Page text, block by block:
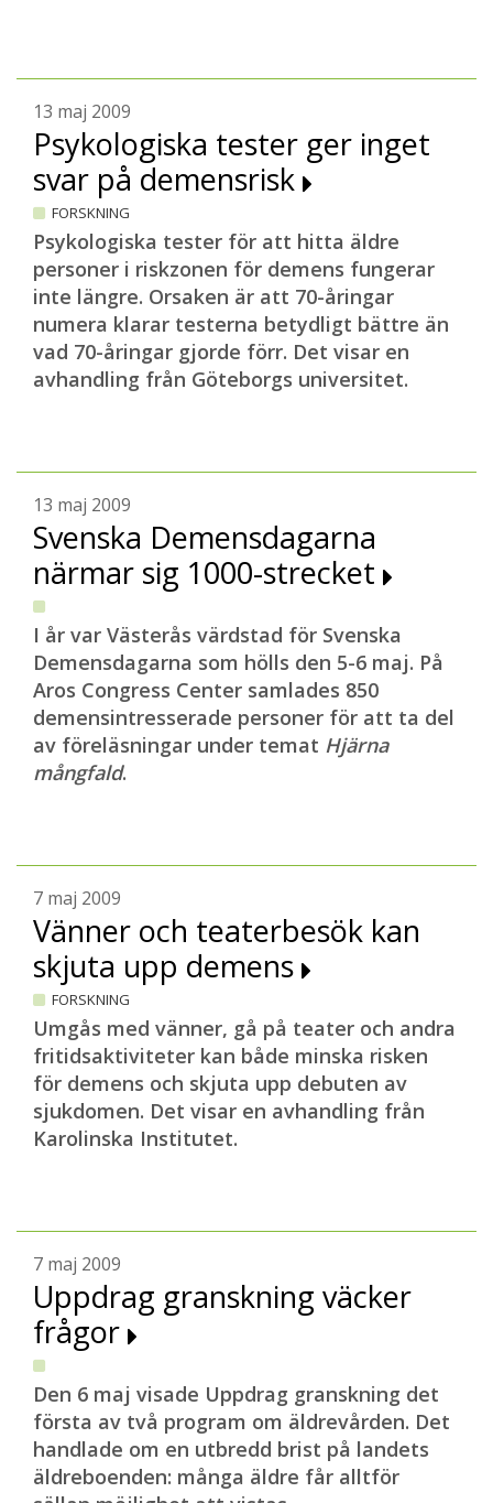
13 maj 2009
Psykologiska tester ger inget
svar på demensrisk
FORSKNING
Psykologiska tester för att hitta äldre
personer i riskzonen för demens fungerar
inte längre. Orsaken är att 70-åringar
numera klarar testerna betydligt bättre än
vad 70-åringar gjorde förr. Det visar en
avhandling från Göteborgs universitet.
13 maj 2009
Svenska Demensdagarna
närmar sig 1000-strecket
I år var Västerås värdstad för Svenska
Demensdagarna som hölls den 5-6 maj. På
Aros Congress Center samlades 850
demensintresserade personer för att ta del
av föreläsningar under temat Hjärna
mångfald.
7 maj 2009
Vänner och teaterbesök kan
skjuta upp demens
FORSKNING
Umgås med vänner, gå på teater och andra
fritidsaktiviteter kan både minska risken
för demens och skjuta upp debuten av
sjukdomen. Det visar en avhandling från
Karolinska Institutet.
7 maj 2009
Uppdrag granskning väcker
frågor
Den 6 maj visade Uppdrag granskning det
första av två program om äldrevården. Det
handlade om en utbredd brist på landets
äldreboenden: många äldre får alltför